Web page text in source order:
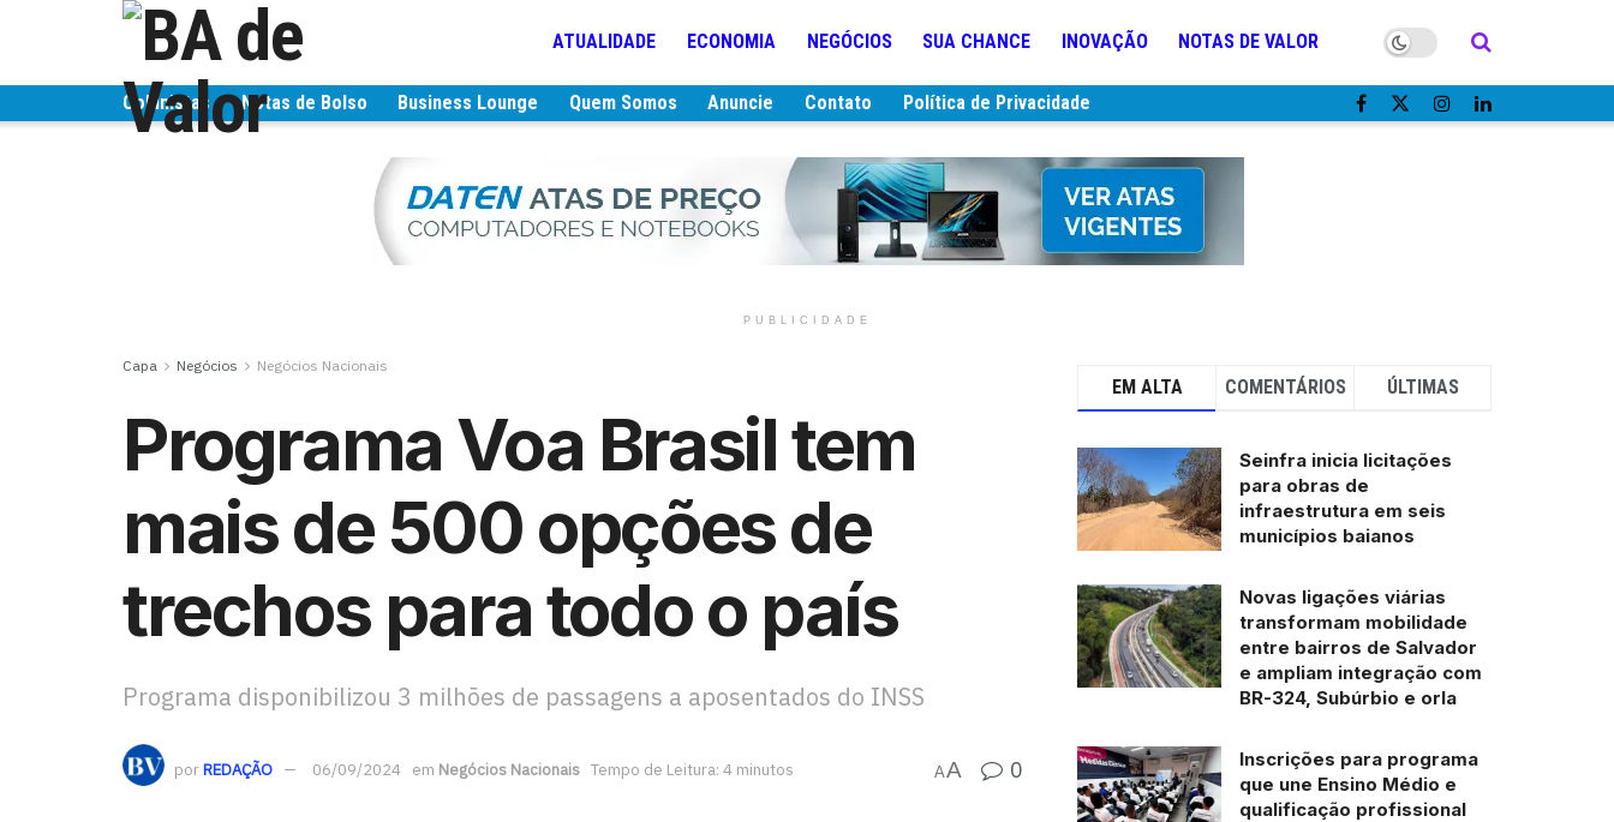
ATUALIDADE ECONOMIA NEGÓCIOS SUA CHANCE INOVAÇÃO NOTAS DE VALOR
Colunistas Notas de Bolso Business Lounge Quem Somos Anuncie Contato Política de Privacidade
PUBLICIDADE
Capa Negócios Negócios Nacionais
Programa Voa Brasil tem
mais de 500 opções de
trechos para todo o país
Programa disponibilizou 3 milhões de passagens a aposentados do INSS
porREDAÇÃO 06/09/2024 em Negócios Nacionais Tempo de Leitura: 4 minutos AA 0
EM ALTA COMENTÁRIOS ÚLTIMAS
Seinfra inicia licitações
para obras de
infraestrutura em seis
municípios baianos
Novas ligações viárias
transformam mobilidade
entre bairros de Salvador
e ampliam integração com
BR-324, Subúrbio e orla
Inscrições para programa
que une Ensino Médio e
qualificação profissional